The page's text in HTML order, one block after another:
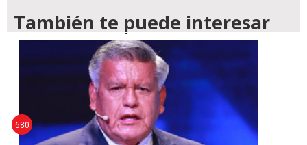
También te puede interesar
680